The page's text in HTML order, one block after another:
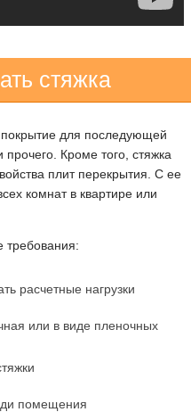
стяжка
покрытие для последующей
Кроме того, стяжка
плит перекрытия. С ее
комнат в квартире или
требования:
расчетные нагрузки
или в виде пленочных
помещения